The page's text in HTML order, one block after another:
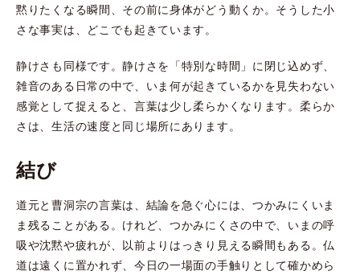
黙りたくなる瞬間、その前に身体がどう動くか。そうした小
さな事実は、どこでも起きています。
静けさも同様です。静けさを「特別な時間」に閉じ込めず、
雑音のある日常の中で、いま何が起きているかを見失わない
感覚として捉えると、言葉は少し柔らかくなります。柔らか
さは、生活の速度と同じ場所にあります。
結び
道元と曹洞宗の言葉は、結論を急ぐ心には、つかみにくいま
ま残ることがある。けれど、つかみにくさの中で、いまの呼
吸や沈黙や疲れが、以前よりはっきり見える瞬間もある。仏
道は遠くに置かれず、今日の一場面の手触りとして確かめら